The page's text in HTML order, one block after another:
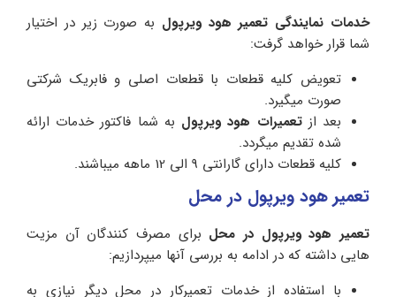
خدمات نمایندگی تعمیر هود ویرپول به صورت زیر در اختیار
شما قرار خواهد گرفت:
تعویض کلیه قطعات با قطعات اصلی و فابریک شرکتی
صورت میگیرد.
بعد ازتعمیرات هود ویرپول به شما فاکتور خدمات ارائه
شده تقدیم میگردد.
کلیه قطعات دارای گارانتی 9 الی 12 ماهه میباشند.
تعمیر هود ویرپول در محل
تعمیر هود ویرپول در محل برای مصرف کنندگان آن مزیت
هایی داشته که در ادامه به بررسی آنها میپردازیم:
با استفاده از خدمات تعمیرکار در محل دیگر نیازی به